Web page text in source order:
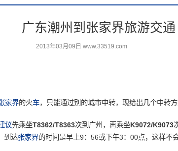
广东潮州到张家界旅游交通
2013年03月09日 www.33519.com
家界的火车，只能通过别的城市中转，现给出几个中转方
议先乘坐T8362/T8363次到广州，再乘坐K9072/K9073
到达张家界的时间是早上9：56或下午3：00点，这样不